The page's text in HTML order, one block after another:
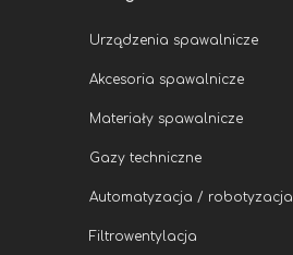
Urządzenia spawalnicze
Akcesoria spawalnicze
Materiały spawalnicze
Gazy techniczne
Automatyzacja / robotyzacja
Filtrowentylacja